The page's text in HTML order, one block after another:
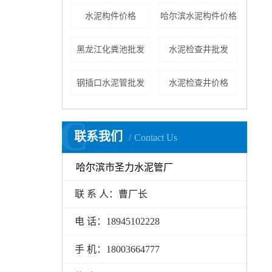
水泥构件价格 哈尔滨水泥构件价格
黑龙江化粪池批发 水泥检查井批发
钢插口水泥管批发 水泥检查井价格
联系我们 Contact Us
C
哈尔滨市圣力水泥管厂
联 系 人：曹厂长
电 话：18945102228
手 机：18003664777